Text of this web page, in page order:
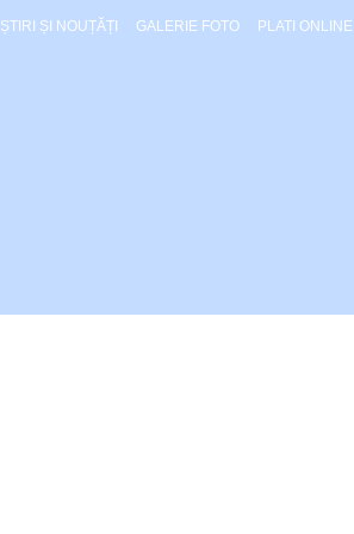
ȘTIRI ȘI NOUȚĂȚI GALERIE FOTO PLATI ONLINE